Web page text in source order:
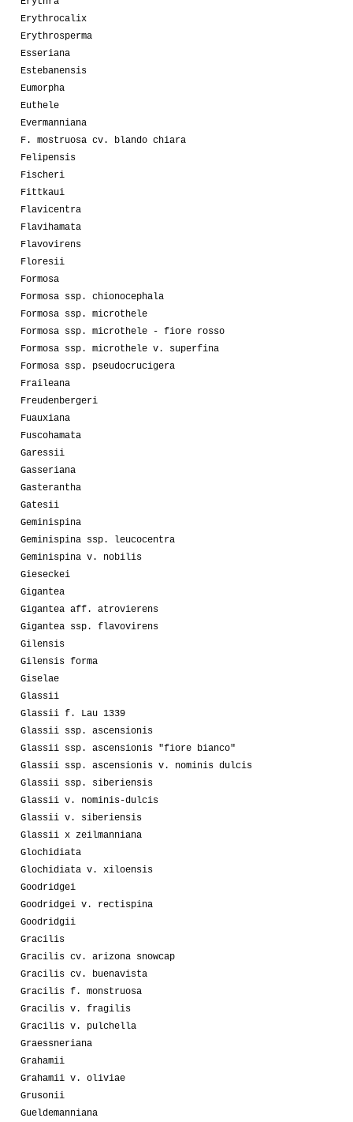
Erythrocalix
Erythrosperma
Esseriana
Estebanensis
Eumorpha
Euthele
Evermanniana
F. mostruosa cv. blando chiara
Felipensis
Fischeri
Fittkaui
Flavicentra
Flavihamata
Flavovirens
Floresii
Formosa
Formosa ssp. chionocephala
Formosa ssp. microthele
Formosa ssp. microthele - fiore rosso
Formosa ssp. microthele v. superfina
Formosa ssp. pseudocrucigera
Fraileana
Freudenbergeri
Fuauxiana
Fuscohamata
Garessii
Gasseriana
Gasterantha
Gatesii
Geminispina
Geminispina ssp. leucocentra
Geminispina v. nobilis
Gieseckei
Gigantea
Gigantea aff. atrovierens
Gigantea ssp. flavovirens
Gilensis
Gilensis forma
Giselae
Glassii
Glassii f. Lau 1339
Glassii ssp. ascensionis
Glassii ssp. ascensionis "fiore bianco"
Glassii ssp. ascensionis v. nominis dulcis
Glassii ssp. siberiensis
Glassii v. nominis-dulcis
Glassii v. siberiensis
Glassii x zeilmanniana
Glochidiata
Glochidiata v. xiloensis
Goodridgei
Goodridgei v. rectispina
Goodridgii
Gracilis
Gracilis cv. arizona snowcap
Gracilis cv. buenavista
Gracilis f. monstruosa
Gracilis v. fragilis
Gracilis v. pulchella
Graessneriana
Grahamii
Grahamii v. oliviae
Grusonii
Gueldemanniana